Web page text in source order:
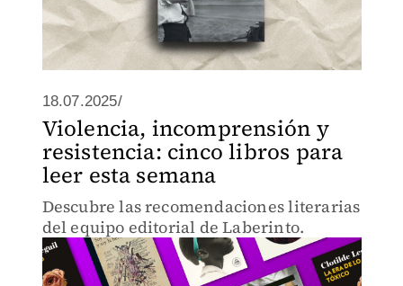
18.07.2025/
Violencia, incomprensión y
resistencia: cinco libros para
leer esta semana
Descubre las recomendaciones literarias
del equipo editorial de Laberinto.